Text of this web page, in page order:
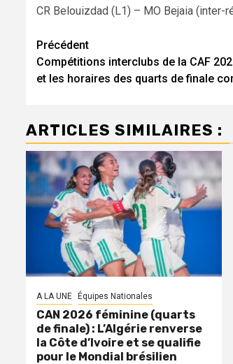
CR Belouizdad (L1) – MO Bejaia (inter-
Navigation
d’article
Précédent
Compétitions interclubs de la CAF
et les horaires des quarts de finale
ARTICLES SIMILAIRES :
A LA UNE Équipes Nationales
CAN 2026 féminine (quarts
de finale) : L’Algérie renverse
la Côte d’Ivoire et se qualifie
pour le Mondial brésilien